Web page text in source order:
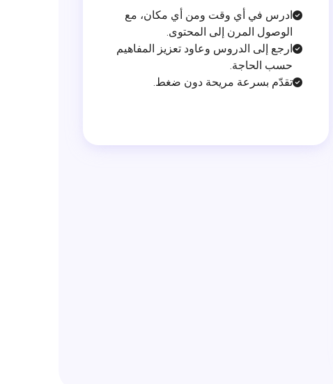
ادرس في أي وقت ومن أي مكان، مع
الوصول المرن إلى المحتوى.
ارجع إلى الدروس وعاود تعزيز المفاهيم
حسب الحاجة.
تقدّم بسرعة مريحة دون ضغط.